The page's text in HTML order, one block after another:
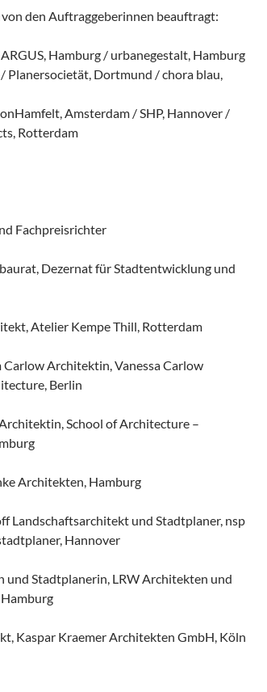
von den Auftraggeberinnen beauftragt:
Hamburg / urbanegestalt, Hamburg
Planersocietät, Dortmund / chora blau,
Amsterdam / SHP, Hannover /
Rotterdam
Fachpreisrichter
Dezernat für Stadtentwicklung und
Atelier Kempe Thill, Rotterdam
Carlow Architektin, Vanessa Carlow
Berlin
School of Architecture –
Architekten, Hamburg
Landschaftsarchitekt und Stadtplaner, nsp
Hannover
und Stadtplanerin, LRW Architekten und
Kaspar Kraemer Architekten GmbH, Köln